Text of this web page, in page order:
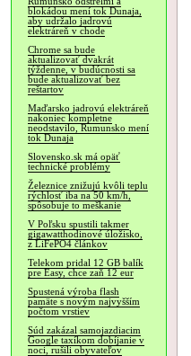
blokádou mení tok Dunaja,
aby udržalo jadrovú
elektráreň v chode
Chrome sa bude
aktualizovať dvakrát
týždenne, v budúcnosti sa
bude aktualizovať bez
reštartov
Maďarsko jadrovú elektráreň
nakoniec kompletne
neodstavilo, Rumunsko mení
tok Dunaja
Slovensko.sk má opäť
technické problémy
Železnice znižujú kvôli teplu
rýchlosť iba na 50 km/h,
spôsobuje to meškanie
V Poľsku spustili takmer
gigawatthodinové úložisko,
z LiFePO4 článkov
Telekom pridal 12 GB balík
pre Easy, chce zaň 12 eur
Spustená výroba flash
pamäte s novým najvyšším
počtom vrstiev
Súd zakázal samojazdiacim
Google taxíkom dobíjanie v
noci, rušili obyvateľov